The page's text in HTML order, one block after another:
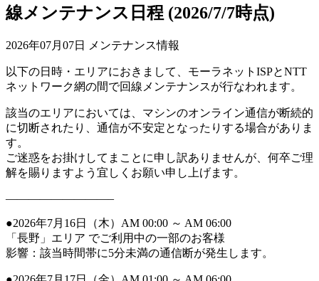
線メンテナンス日程 (2026/7/7時点)
2026年07月07日 メンテナンス情報
以下の日時・エリアにおきまして、モーラネットISPとNTT
ネットワーク網の間で回線メンテナンスが行なわれます。
該当のエリアにおいては、マシンのオンライン通信が断続的
に切断されたり、通信が不安定となったりする場合がありま
す。
ご迷惑をお掛けしてまことに申し訳ありませんが、何卒ご理
解を賜りますよう宜しくお願い申し上げます。
—————————–
●2026年7月16日（木）AM 00:00 ～ AM 06:00
「長野」エリア でご利用中の一部のお客様
影響：該当時間帯に5分未満の通信断が発生します。